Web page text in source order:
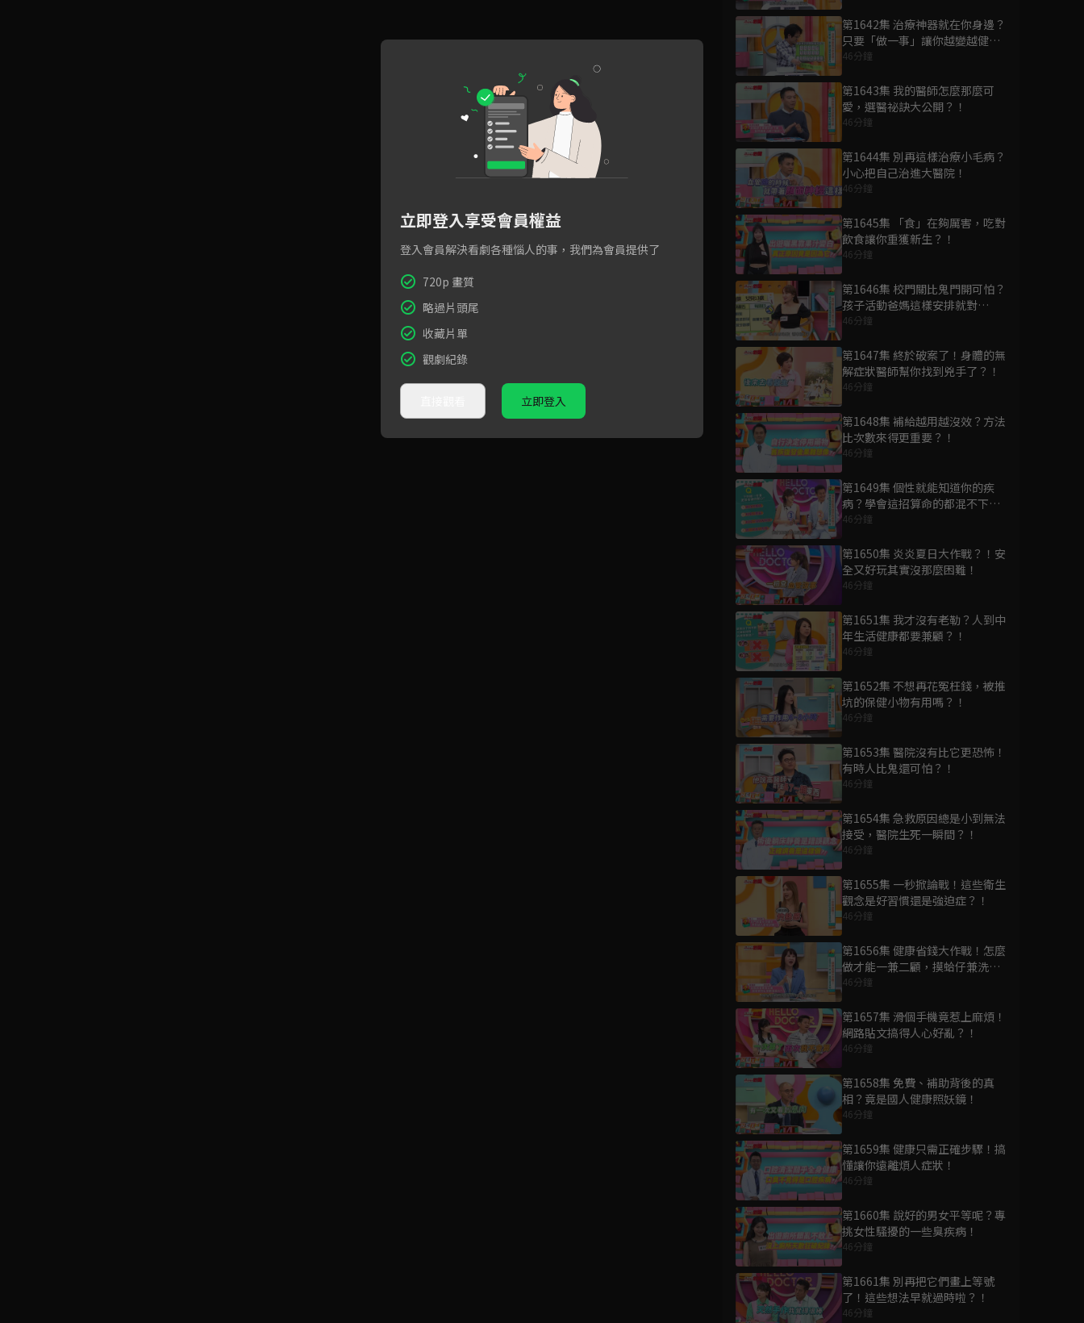
第1642集 治療神器就在你身邊？
只要「做一事」讓你越變越健
康？！
46分鐘
第1643集 我的醫師怎麼那麼可
愛，選醫祕訣大公開？！
46分鐘
第1644集 別再這樣治療小毛病？
小心把自己治進大醫院！
46分鐘
第1645集 「食」在夠厲害，吃對
飲食讓你重獲新生？！
46分鐘
第1646集 校門關比鬼門開可怕？
孩子活動爸媽這樣安排就對
了？！
46分鐘
第1647集 終於破案了！身體的無
解症狀醫師幫你找到兇手了？！
46分鐘
第1648集 補給越用越沒效？方法
比次數來得更重要？！
46分鐘
第1649集 個性就能知道你的疾
病？學會這招算命的都混不下去
了？！
46分鐘
第1650集 炎炎夏日大作戰？！安
全又好玩其實沒那麼困難！
46分鐘
第1651集 我才沒有老勒？人到中
年生活健康都要兼顧？！
46分鐘
第1652集 不想再花冤枉錢，被推
坑的保健小物有用嗎？！
46分鐘
第1653集 醫院沒有比它更恐怖！
有時人比鬼還可怕？！
46分鐘
第1654集 急救原因總是小到無法
接受，醫院生死一瞬間？！
46分鐘
第1655集 一秒掀論戰！這些衛生
觀念是好習慣還是強迫症？！
46分鐘
第1656集 健康省錢大作戰！怎麼
做才能一兼二顧，摸蛤仔兼洗
褲？！
46分鐘
第1657集 滑個手機竟惹上麻煩！
網路貼文搞得人心好亂？！
46分鐘
第1658集 免費、補助背後的真
相？竟是國人健康照妖鏡！
46分鐘
第1659集 健康只需正確步驟！搞
懂讓你遠離煩人症狀！
46分鐘
第1660集 說好的男女平等呢？專
挑女性騷擾的一些臭疾病！
46分鐘
第1661集 別再把它們畫上等號
了！這些想法早就過時啦？！
46分鐘
立即登入享受會員權益
登入會員解決看劇各種惱人的事，我們為會員提供了
720p 畫質
略過片頭尾
收藏片單
觀劇紀錄
立即登入